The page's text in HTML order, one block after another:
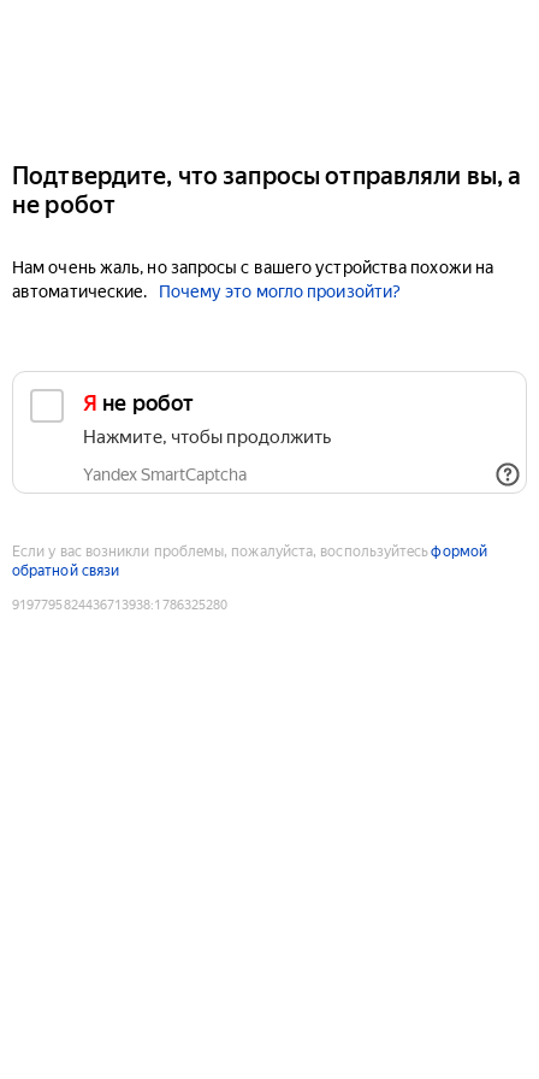
Подтвердите, что запросы отправляли вы, а
не робот
Нам очень жаль, но запросы с вашего устройства похожи на
автоматические.
Почему это могло произойти?
Я не робот
Нажмите, чтобы продолжить
Yandex SmartCaptcha
Если у вас возникли проблемы, пожалуйста, воспользуйтесьформой
обратной связи
9197795824436713938:1786325280